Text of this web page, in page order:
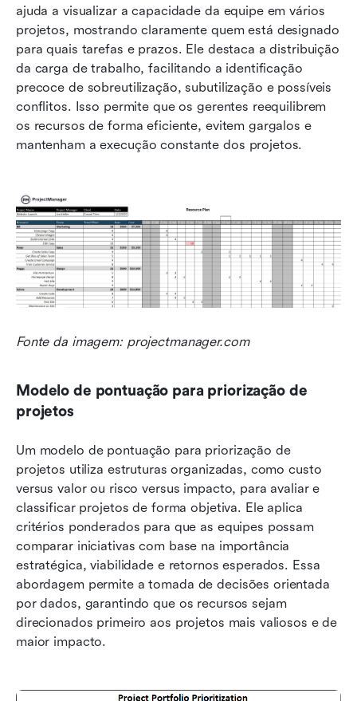
ajuda a visualizar a capacidade da equipe em vários
projetos, mostrando claramente quem está designado
para quais tarefas e prazos. Ele destaca a distribuição
da carga de trabalho, facilitando a identificação
precoce de sobreutilização, subutilização e possíveis
conflitos. Isso permite que os gerentes reequilibrem
os recursos de forma eficiente, evitem gargalos e
mantenham a execução constante dos projetos.
Fonte da imagem: projectmanager.com
Modelo de pontuação para priorização de
projetos
Um modelo de pontuação para priorização de
projetos utiliza estruturas organizadas, como custo
versus valor ou risco versus impacto, para avaliar e
classificar projetos de forma objetiva. Ele aplica
critérios ponderados para que as equipes possam
comparar iniciativas com base na importância
estratégica, viabilidade e retornos esperados. Essa
abordagem permite a tomada de decisões orientada
por dados, garantindo que os recursos sejam
direcionados primeiro aos projetos mais valiosos e de
maior impacto.